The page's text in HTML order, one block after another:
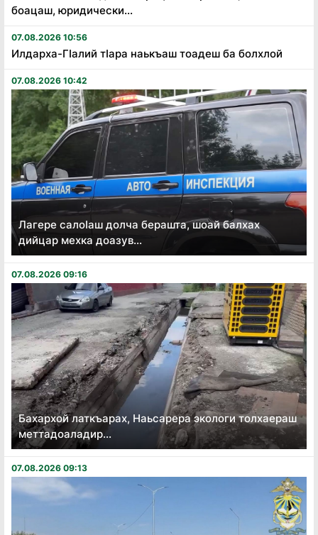
боацаш, юридически...
07.08.2026 10:56
Илдарха-Гӏалий тӏара наькъаш тоадеш ба болхлой
07.08.2026 10:42
Лагере салоӏаш долча берашта, шоай балхах
дийцар мехка доазув...
07.08.2026 09:16
Бахархой латкъарах, Наьсарера экологи толхаераш
меттадоаладир...
07.08.2026 09:13